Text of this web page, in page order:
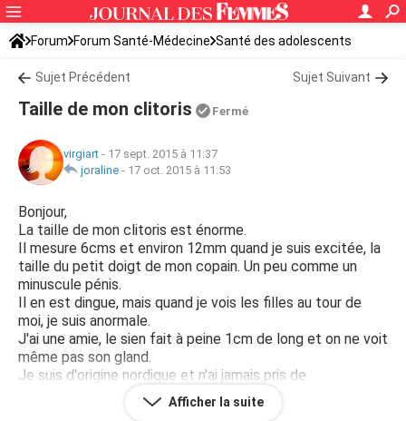
Forum Forum Santé-Médecine Santé des adolescents
Sujet Précédent Sujet Suivant
Taille de mon clitoris Fermé
virgiart - 17 sept. 2015 à 11:37
joraline - 17 oct. 2015 à 11:53
Bonjour,
La taille de mon clitoris est énorme.
Il mesure 6cms et environ 12mm quand je suis excitée, la
taille du petit doigt de mon copain. Un peu comme un
minuscule pénis.
Il en est dingue, mais quand je vois les filles au tour de
moi, je suis anormale.
J'ai une amie, le sien fait à peine 1cm de long et on ne voit
même pas son gland.
Je suis d'origine nordique et n'ai jamais pris de
médicaments ou hormones qui aurait pu changer sa
croissance, ma mère et ma soeur sont dans la moyenne.
Afficher la suite